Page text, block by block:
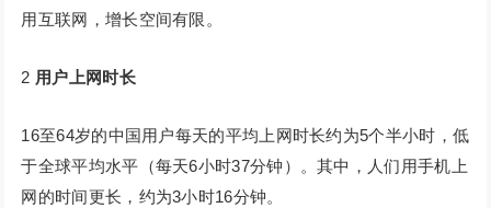
用互联网，增长空间有限。
2 用户上网时长
16至64岁的中国用户每天的平均上网时长约为5个半小时，低
于全球平均水平（每天6小时37分钟）。其中，人们用手机上
网的时间更长，约为3小时16分钟。